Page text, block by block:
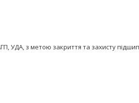
УДА, з метою закриття та захисту